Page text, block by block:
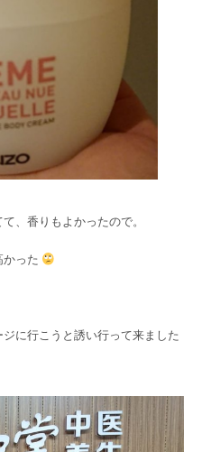
、香りもよかったので。
かった
に行こうと誘い行って来ました